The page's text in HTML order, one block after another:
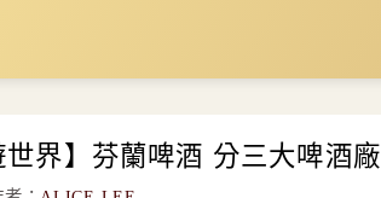
世界】芬蘭啤酒 分三大啤酒廠